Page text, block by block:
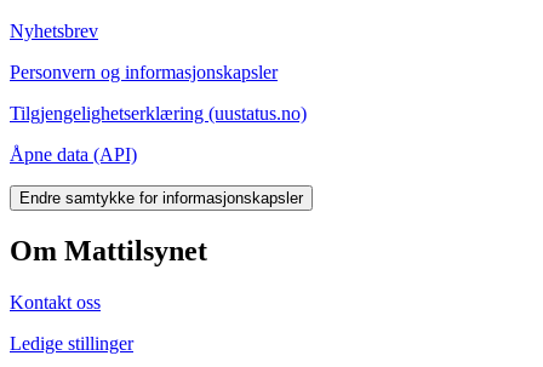
Nyhetsbrev
Personvern og informasjonskapsler
Tilgjengelighetserklæring (uustatus.no)
Åpne data (API)
Endre samtykke for informasjonskapsler
Om Mattilsynet
Kontakt oss
Ledige stillinger